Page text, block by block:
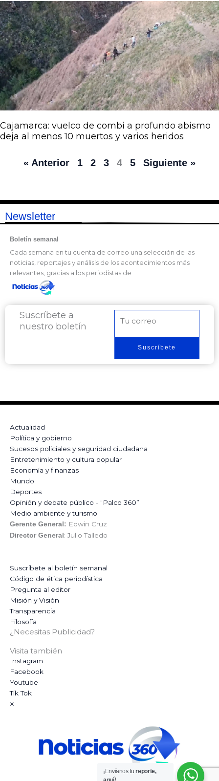
Cajamarca: vuelco de combi a profundo abismo
deja al menos 10 muertos y varios heridos
« Anterior 1 2 3 4 5 Siguiente »
Newsletter
Boletín semanal
Cada semana en tu cuenta de correo una selección de las
noticias, reportajes y análisis de los acontecimientos más
relevantes, gracias a los periodistas de
Suscríbete a
nuestro boletín
electrónico
Suscríbete
Actualidad
Política y gobierno
Sucesos policiales y seguridad ciudadana
Entretenimiento y cultura popular
Economía y finanzas
Mundo
Deportes
Opinión y debate público - "Palco 360”
Medio ambiente y turismo
Gerente General: Edwin Cruz
Director General : Julio Talledo
Suscríbete al boletín semanal
Código de ética periodística
Pregunta al editor
Misión y Visión
Transparencia
Filosofía
¿Necesitas Publicidad?
Visita también
Instagram
Facebook
Youtube
Tik Tok
X
¡Envíanos tureporte,